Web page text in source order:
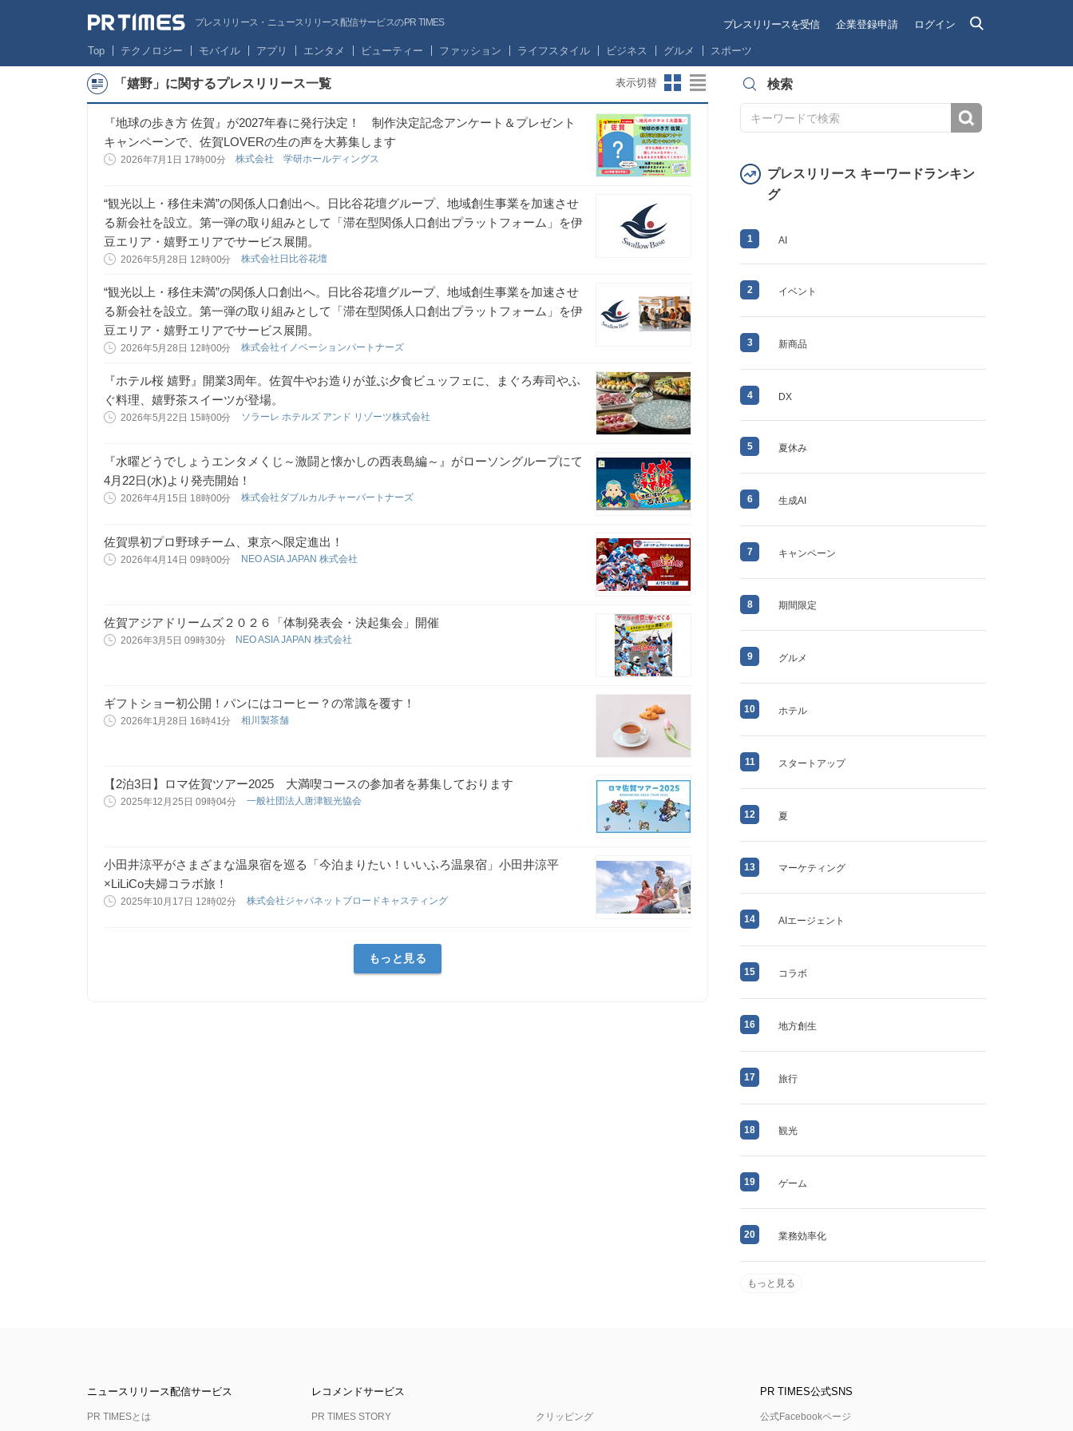
プレスリリース・ニュースリリース配信サービスのPR TIMES プレスリリースを受信 企業登録申請 ログイン
Top テクノロジー モバイル アプリ エンタメ ビューティー ファッション ライフスタイル ビジネス グルメ スポーツ
「嬉野」に関するプレスリリース一覧 表示切替
『地球の歩き方 佐賀』が2027年春に発行決定！ 制作決定記念アンケート＆プレゼント
キャンペーンで、佐賀LOVERの生の声を大募集します
2026年7月1日 17時00分 株式会社 学研ホールディングス
“観光以上・移住未満”の関係人口創出へ。日比谷花壇グループ、地域創生事業を加速させ
る新会社を設立。第一弾の取り組みとして「滞在型関係人口創出プラットフォーム」を伊
豆エリア・嬉野エリアでサービス展開。
2026年5月28日 12時00分 株式会社日比谷花壇
“観光以上・移住未満”の関係人口創出へ。日比谷花壇グループ、地域創生事業を加速させ
る新会社を設立。第一弾の取り組みとして「滞在型関係人口創出プラットフォーム」を伊
豆エリア・嬉野エリアでサービス展開。
2026年5月28日 12時00分 株式会社イノベーションパートナーズ
『ホテル桜 嬉野』開業3周年。佐賀牛やお造りが並ぶ夕食ビュッフェに、まぐろ寿司やふ
ぐ料理、嬉野茶スイーツが登場。
2026年5月22日 15時00分 ソラーレ ホテルズ アンド リゾーツ株式会社
『水曜どうでしょうエンタメくじ～激闘と懐かしの西表島編～』がローソングループにて
4月22日(水)より発売開始！
2026年4月15日 18時00分 株式会社ダブルカルチャーパートナーズ
佐賀県初プロ野球チーム、東京へ限定進出！
2026年4月14日 09時00分 NEO ASIA JAPAN 株式会社
佐賀アジアドリームズ２０２６「体制発表会・決起集会」開催
2026年3月5日 09時30分 NEO ASIA JAPAN 株式会社
ギフトショー初公開！パンにはコーヒー？の常識を覆す！
2026年1月28日 16時41分 相川製茶舗
【2泊3日】ロマ佐賀ツアー2025 大満喫コースの参加者を募集しております
2025年12月25日 09時04分 一般社団法人唐津観光協会
小田井涼平がさまざまな温泉宿を巡る「今泊まりたい！いいふろ温泉宿」小田井涼平
×LiLiCo夫婦コラボ旅！
2025年10月17日 12時02分 株式会社ジャパネットブロードキャスティング
もっと見る
検索
プレスリリース キーワードランキン
グ
1 AI
2 イベント
3 新商品
4 DX
5 夏休み
6 生成AI
7 キャンペーン
8 期間限定
9 グルメ
10 ホテル
11 スタートアップ
12 夏
13 マーケティング
14 AIエージェント
15 コラボ
16 地方創生
17 旅行
18 観光
19 ゲーム
20 業務効率化
もっと見る
ニュースリリース配信サービス
PR TIMESとは
レコメンドサービス
PR TIMES STORY クリッピング
PR TIMES公式SNS
公式Facebookページ